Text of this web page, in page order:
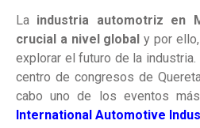
La industria automotriz en
crucial a nivel globaly por
explorar el futuro de la industria.
centro de congresos de
cabo uno de los eventos
International Automotive